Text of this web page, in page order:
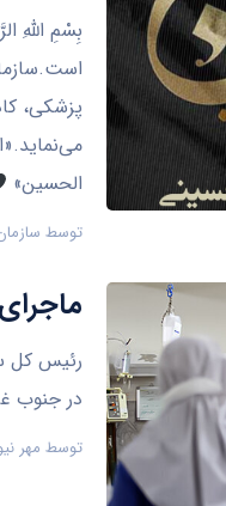
بِسْمِ اللَّهِ
پزشکی،
الحسین»
توسط
رئیس کل
در جنوب
توسط مهر